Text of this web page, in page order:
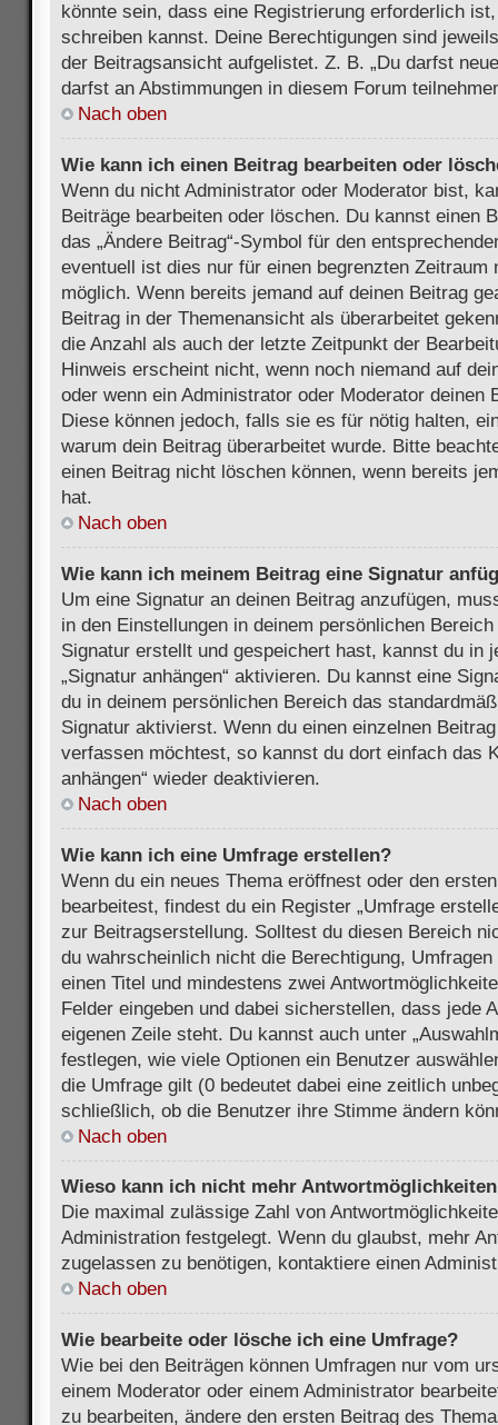
könnte sein, dass eine Registrierung erforderlich
schreiben kannst. Deine Berechtigungen sind
der Beitragsansicht aufgelistet. Z. B. „Du darfst
darfst an Abstimmungen in diesem Forum
Nach oben
Wie kann ich einen Beitrag bearbeiten oder
Wenn du nicht Administrator oder Moderator bist,
Beiträge bearbeiten oder löschen. Du kannst einen
das „Ändere Beitrag“-Symbol für den
eventuell ist dies nur für einen begrenzten Zeitraum
möglich. Wenn bereits jemand auf deinen Beitrag
Beitrag in der Themenansicht als überarbeitet
die Anzahl als auch der letzte Zeitpunkt der
Hinweis erscheint nicht, wenn noch niemand auf
oder wenn ein Administrator oder Moderator deinen
Diese können jedoch, falls sie es für nötig halten,
warum dein Beitrag überarbeitet wurde. Bitte
einen Beitrag nicht löschen können, wenn bereits
hat.
Nach oben
Wie kann ich meinem Beitrag eine Signatur
Um eine Signatur an deinen Beitrag anzufügen,
in den Einstellungen in deinem persönlichen
Signatur erstellt und gespeichert hast, kannst du in
„Signatur anhängen“ aktivieren. Du kannst eine
du in deinem persönlichen Bereich das
Signatur aktivierst. Wenn du einen einzelnen
verfassen möchtest, so kannst du dort einfach das
anhängen“ wieder deaktivieren.
Nach oben
Wie kann ich eine Umfrage erstellen?
Wenn du ein neues Thema eröffnest oder den
bearbeitest, findest du ein Register „Umfrage
zur Beitragserstellung. Solltest du diesen Bereich
du wahrscheinlich nicht die Berechtigung,
einen Titel und mindestens zwei
Felder eingeben und dabei sicherstellen, dass jede
eigenen Zeile steht. Du kannst auch unter
festlegen, wie viele Optionen ein Benutzer
die Umfrage gilt (0 bedeutet dabei eine zeitlich
schließlich, ob die Benutzer ihre Stimme ändern
Nach oben
Wieso kann ich nicht mehr
Die maximal zulässige Zahl von
Administration festgelegt. Wenn du glaubst, mehr
zugelassen zu benötigen, kontaktiere einen
Nach oben
Wie bearbeite oder lösche ich eine Umfrage?
Wie bei den Beiträgen können Umfragen nur vom
einem Moderator oder einem Administrator
zu bearbeiten, ändere den ersten Beitrag des